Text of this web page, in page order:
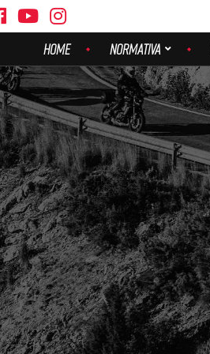
HOME NORMATIVA